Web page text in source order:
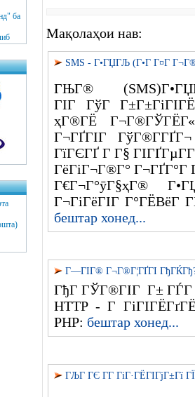
ба
Мақолаҳои нав:
SMS - Г•ГЏГЉ (Г•Г Г¤Г
ГЊГ®
ГІГ ГўГ
ҳГ®ГЁ
Г¬ГҐГІГ
ГїГЄГҐ Г Г§
ГёГіГ¬Г®Г° Г¬ГҐГ°Г
Г€Г¬Г°ӯГ§ҳГ®
Г¬ГіГёГІГ Г°ГЁВёГ­
бештар хонед...
Г—ГІГ® Г¬Г®Г¦ГҐГІ
ГђГ ГЎГ®ГІГ Г± ГЃГ
HTTP - Г
PHP: бештар хонед...
ГЉГ ГЄ Г­Г ГіГ·ГЁГІГјГ±Гї